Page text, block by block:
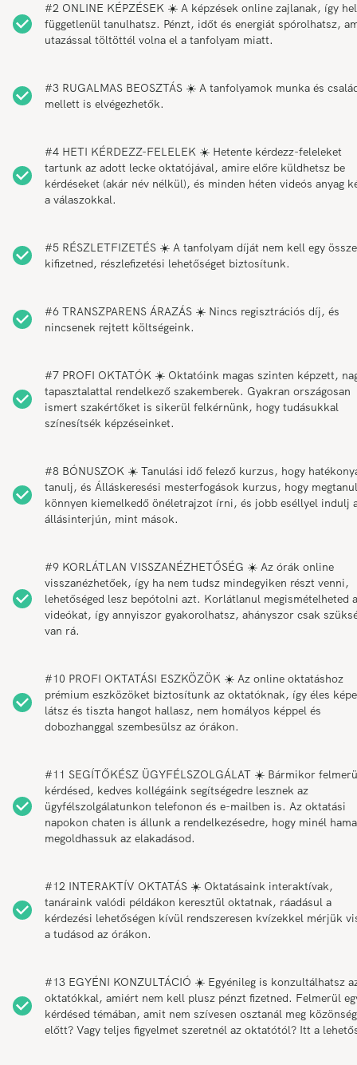
#2 ONLINE KÉPZÉSEK ☀️ A képzések online zajlanak, így
függetlenül tanulhatsz. Pénzt, időt és energiát spórolhatsz,
utazással töltöttél volna el a tanfolyam miatt.
#3 RUGALMAS BEOSZTÁS ☀️ A tanfolyamok munka és
mellett is elvégezhetők.
#4 HETI KÉRDEZZ-FELELEK ☀️ Hetente kérdezz-feleleket
tartunk az adott lecke oktatójával, amire előre küldhetsz be
kérdéseket (akár név nélkül), és minden héten videós anyag
a válaszokkal.
#5 RÉSZLETFIZETÉS ☀️ A tanfolyam díját nem kell egy
kifizetned, részlefizetési lehetőséget biztosítunk.
#6 TRANSZPARENS ÁRAZÁS ☀️ Nincs regisztrációs díj, és
nincsenek rejtett költségeink.
#7 PROFI OKTATÓK ☀️ Oktatóink magas szinten képzett,
tapasztalattal rendelkező szakemberek. Gyakran országosan
ismert szakértőket is sikerül felkérnünk, hogy tudásukkal
színesítsék képzéseinket.
#8 BÓNUSZOK ☀️ Tanulási idő felező kurzus, hogy
tanulj, és Álláskeresési mesterfogások kurzus, hogy
könnyen kiemelkedő önéletrajzot írni, és jobb eséllyel indulj
állásinterjún, mint mások.
#9 KORLÁTLAN VISSZANÉZHETŐSÉG ☀️ Az órák online
visszanézhetőek, így ha nem tudsz mindegyiken részt venni,
lehetőséged lesz bepótolni azt. Korlátlanul megismételheted a
videókat, így annyiszor gyakorolhatsz, ahányszor csak
van rá.
#10 PROFI OKTATÁSI ESZKÖZÖK ☀️ Az online oktatáshoz
prémium eszközöket biztosítunk az oktatóknak, így éles
látsz és tiszta hangot hallasz, nem homályos képpel és
dobozhanggal szembesülsz az órákon.
#11 SEGÍTŐKÉSZ ÜGYFÉLSZOLGÁLAT ☀️ Bármikor
kérdésed, kedves kollégáink segítségedre lesznek az
ügyfélszolgálatunkon telefonon és e-mailben is. Az oktatási
napokon chaten is állunk a rendelkezésedre, hogy minél
megoldhassuk az elakadásod.
#12 INTERAKTÍV OKTATÁS ☀️ Oktatásaink interaktívak,
tanáraink valódi példákon keresztül oktatnak, ráadásul a
kérdezési lehetőségen kívül rendszeresen kvízekkel mérjük
a tudásod az órákon.
#13 EGYÉNI KONZULTÁCIÓ ☀️ Egyénileg is konzultálhatsz
oktatókkal, amiért nem kell plusz pénzt fizetned. Felmerül
kérdésed témában, amit nem szívesen osztanál meg közönség
előtt? Vagy teljes figyelmet szeretnél az oktatótól? Itt a